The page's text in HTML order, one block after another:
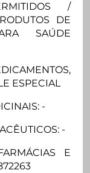
/
DE
SAÚDE
ESPECIAL
-
-
E